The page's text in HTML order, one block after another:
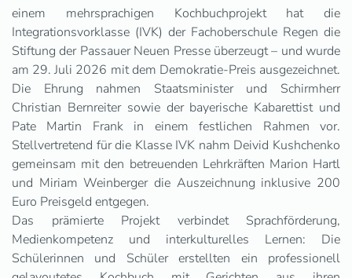
einem mehrsprachigen Kochbuchprojekt hat die
Integrationsvorklasse (IVK) der Fachoberschule Regen die
Stiftung der Passauer Neuen Presse überzeugt – und wurde
am 29. Juli 2026 mit dem Demokratie-Preis ausgezeichnet.
Die Ehrung nahmen Staatsminister und Schirmherr
Christian Bernreiter sowie der bayerische Kabarettist und
Pate Martin Frank in einem festlichen Rahmen vor.
Stellvertretend für die Klasse IVK nahm Deivid Kushchenko
gemeinsam mit den betreuenden Lehrkräften Marion Hartl
und Miriam Weinberger die Auszeichnung inklusive 200
Euro Preisgeld entgegen.
Das prämierte Projekt verbindet Sprachförderung,
Medienkompetenz und interkulturelles Lernen: Die
Schülerinnen und Schüler erstellten ein professionell